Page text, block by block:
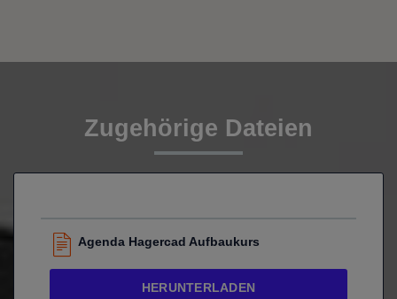
Zugehörige Dateien
Agenda Hagercad Aufbaukurs
HERUNTERLADEN